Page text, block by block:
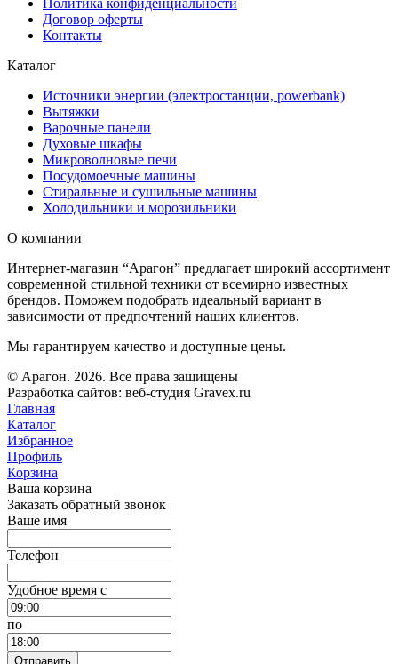
Политика конфиденциальности
Договор оферты
Контакты
Каталог
Источники энергии (электростанции, powerbank)
Вытяжки
Варочные панели
Духовые шкафы
Микроволновые печи
Посудомоечные машины
Стиральные и сушильные машины
Холодильники и морозильники
О компании
Интернет-магазин “Арагон” предлагает широкий ассортимент
современной стильной техники от всемирно известных
брендов. Поможем подобрать идеальный вариант в
зависимости от предпочтений наших клиентов.
Мы гарантируем качество и доступные цены.
© Арагон. 2026. Все права защищены
Разработка сайтов: веб-студия Gravex.ru
Главная
Каталог
Избранное
Профиль
Корзина
Ваша корзина
Заказать обратный звонок
Ваше имя
Телефон
Удобное время c
по
Отправить